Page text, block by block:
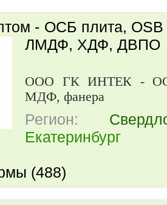
- ОСБ плита,
ЛМДФ, ХДФ, ДВПО
ООО ГК ИНТЕК -
МДФ, фанера
Регион:
Екатеринбург
(488)